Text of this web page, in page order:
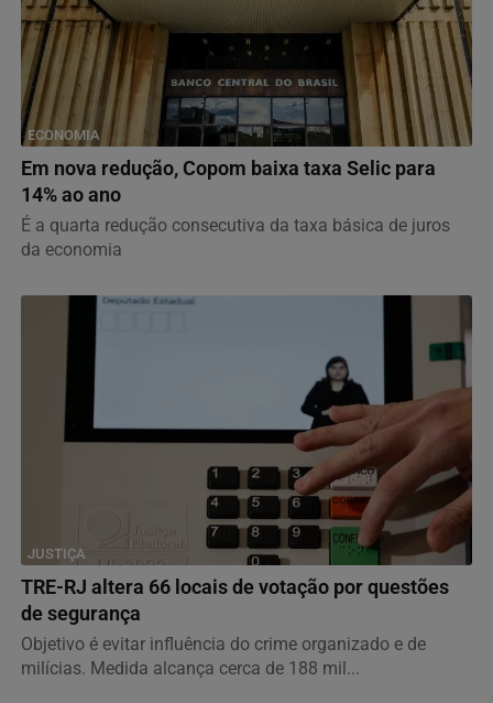
ECONOMIA
Em nova redução, Copom baixa taxa Selic para
14% ao ano
É a quarta redução consecutiva da taxa básica de juros
da economia
JUSTIÇA
TRE-RJ altera 66 locais de votação por questões
de segurança
Objetivo é evitar influência do crime organizado e de
milícias. Medida alcança cerca de 188 mil...